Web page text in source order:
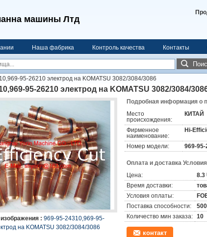
машины Лтд
Наша фабрика Контроль качества Контакты
95-26210 электрод на KOMATSU 3082/3084/3086
95-26210 электрод на KOMATSU 3082/3084/
: 969-95-24310,969-95-
на KOMATSU 3082/3084/3086
Подробная информация о
Место
происхождения:
КИТАЙ
Фирменное
наименование:
Hi-
Номер модели: 969-95-
Оплата и доставка
Цена:
8.3
Время доставки:
Условия оплаты:
Поставка способности:
Количество мин заказа: 10
контакт